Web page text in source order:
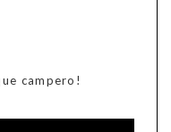
campero!